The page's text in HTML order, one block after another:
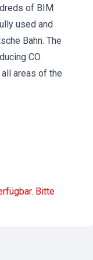
of BIM
used and
Bahn. The
CO
areas of the
Bitte